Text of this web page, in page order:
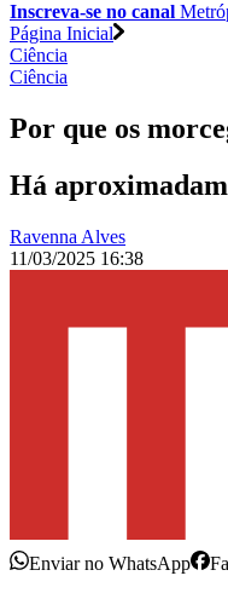
Inscreva-se no canal
Página Inicial
Ciência
Ciência
Por que os
Há
Ravenna Alves
11/03/2025 16:38
Enviar no WhatsApp